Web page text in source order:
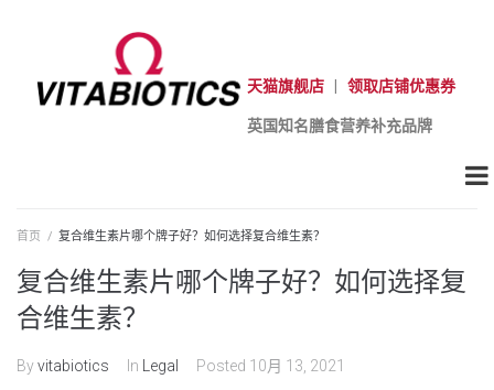
天猫旗舰店 领取店铺优惠券
英国知名膳食营养补充品牌
首页 / 复合维生素片哪个牌子好？如何选择复合维生素？
复合维生素片哪个牌子好？如何选择复
合维生素？
Byvitabiotics In Legal Posted 10月 13, 2021